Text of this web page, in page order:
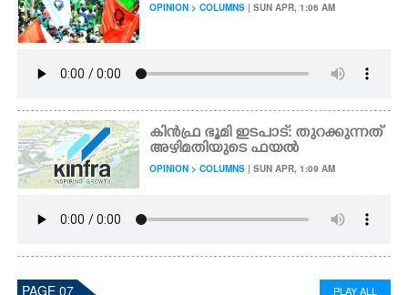
OPINION > COLUMNS | SUN APR, 1:06 AM
കിൻഫ്ര ഭൂമി ഇടപാട്: തുറക്കുന്നത്
അഴിമതിയുടെ ഫയൽ
OPINION > COLUMNS | SUN APR, 1:09 AM
PAGE 07 PLAY ALL